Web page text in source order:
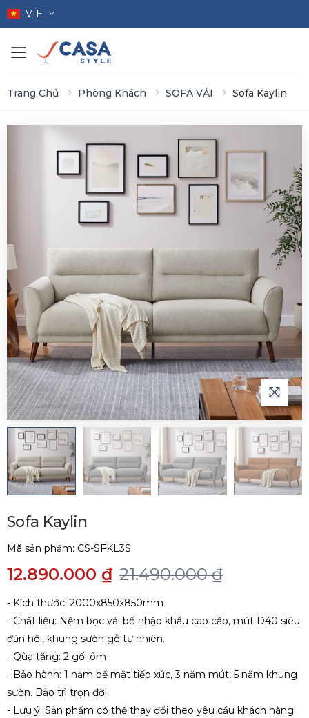
VIE
Toggle mobile menu
Trang Chủ Phòng Khách SOFA VẢI Sofa Kaylin
Sofa Kaylin
Mã sản phẩm: CS-SFKL3S
12.890.000 ₫ 21.490.000 ₫
- Kích thước: 2000x850x850mm
- Chất liệu: Nệm bọc vải bố nhập khẩu cao cấp, mút D40 siêu
đàn hồi, khung sườn gỗ tự nhiên.
- Qùa tặng: 2 gối ôm
- Bảo hành: 1 năm bề mặt tiếp xúc, 3 năm mút, 5 năm khung
sườn. Bảo trì trọn đời.
- Lưu ý: Sản phẩm có thể thay đổi theo yêu cầu khách hàng